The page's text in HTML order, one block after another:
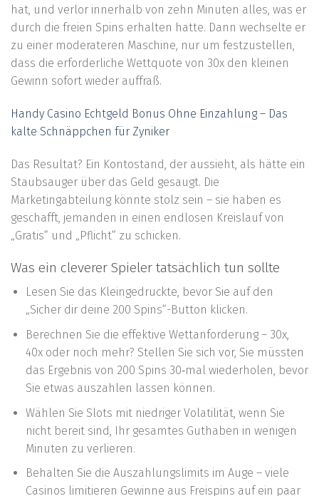
hat, und verlor innerhalb von zehn Minuten alles, was er
durch die freien Spins erhalten hatte. Dann wechselte er
zu einer moderateren Maschine, nur um festzustellen,
dass die erforderliche Wettquote von 30x den kleinen
Gewinn sofort wieder auffraß.
Handy Casino Echtgeld Bonus Ohne Einzahlung – Das
kalte Schnäppchen für Zyniker
Das Resultat? Ein Kontostand, der aussieht, als hätte ein
Staubsauger über das Geld gesaugt. Die
Marketingabteilung könnte stolz sein – sie haben es
geschafft, jemanden in einen endlosen Kreislauf von
„Gratis“ und „Pflicht“ zu schicken.
Was ein cleverer Spieler tatsächlich tun sollte
Lesen Sie das Kleingedruckte, bevor Sie auf den
„Sicher dir deine 200 Spins“-Button klicken.
Berechnen Sie die effektive Wettanforderung – 30x,
40x oder noch mehr? Stellen Sie sich vor, Sie müssten
das Ergebnis von 200 Spins 30‑mal wiederholen, bevor
Sie etwas auszahlen lassen können.
Wählen Sie Slots mit niedriger Volatilität, wenn Sie
nicht bereit sind, Ihr gesamtes Guthaben in wenigen
Minuten zu verlieren.
Behalten Sie die Auszahlungslimits im Auge – viele
Casinos limitieren Gewinne aus Freispins auf ein paar